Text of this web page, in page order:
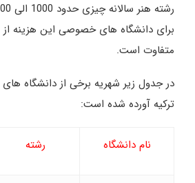
متفاوت است.
در جدول زیر شهریه برخی از دانشگاه های
ترکیه آورده شده است:
نام دانشگاه رشته